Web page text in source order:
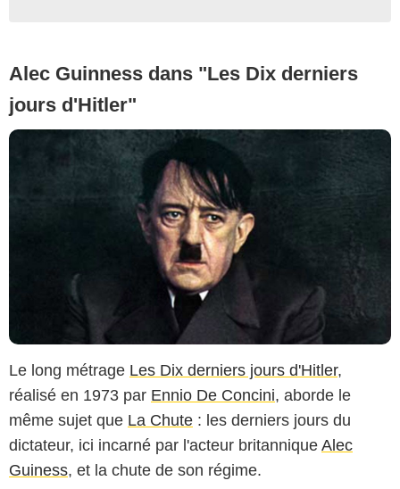
Alec Guinness dans "Les Dix derniers
jours d'Hitler"
Le long métrage Les Dix derniers jours d'Hitler,
réalisé en 1973 par Ennio De Concini, aborde le
même sujet que La Chute : les derniers jours du
dictateur, ici incarné par l'acteur britannique Alec
Guiness, et la chute de son régime.